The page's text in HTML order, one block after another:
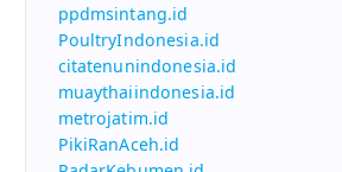
ppdmsintang.id
PoultryIndonesia.id
citatenunindonesia.id
muaythaiindonesia.id
metrojatim.id
PikiRanAceh.id